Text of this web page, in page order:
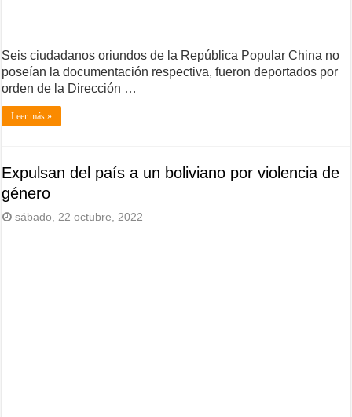
Seis ciudadanos oriundos de la República Popular China no
poseían la documentación respectiva, fueron deportados por
orden de la Dirección …
Leer más »
Expulsan del país a un boliviano por violencia de
género
sábado, 22 octubre, 2022